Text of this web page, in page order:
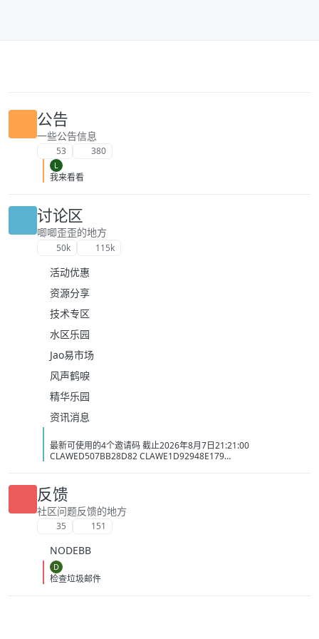
公告
一些公告信息
53 380
L
我来看看
讨论区
唧唧歪歪的地方
50k 115k
活动优惠
资源分享
技术专区
水区乐园
Jao易市场
风声鹤唳
精华乐园
资讯消息
最新可使用的4个邀请码 截止2026年8月7日21:21:00
CLAWED507BB28D82 CLAWE1D92948E179
反馈
社区问题反馈的地方
35 151
NODEBB
D
检查垃圾邮件